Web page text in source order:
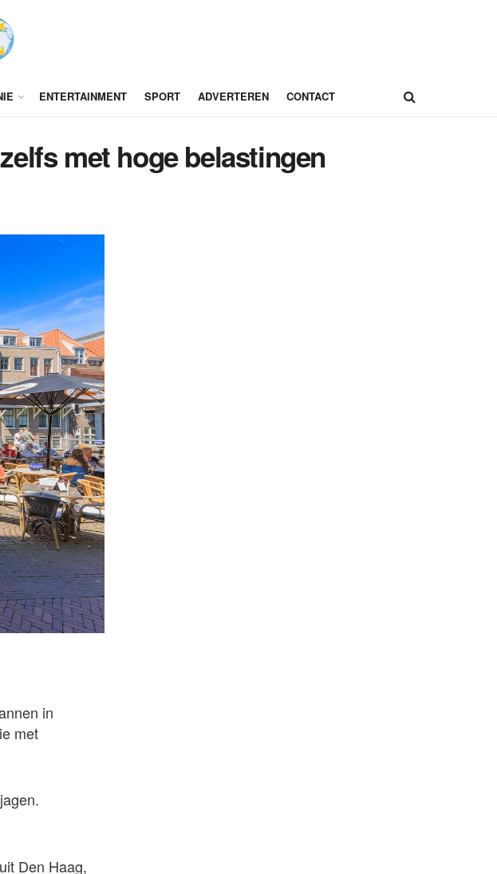
ENTERTAINMENT SPORT ADVERTEREN CONTACT
met hoge belastingen
in
met
Den Haag,